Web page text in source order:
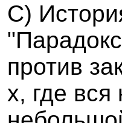
C)
против
х, где